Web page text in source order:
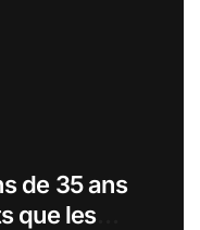
de 35 ans
que les